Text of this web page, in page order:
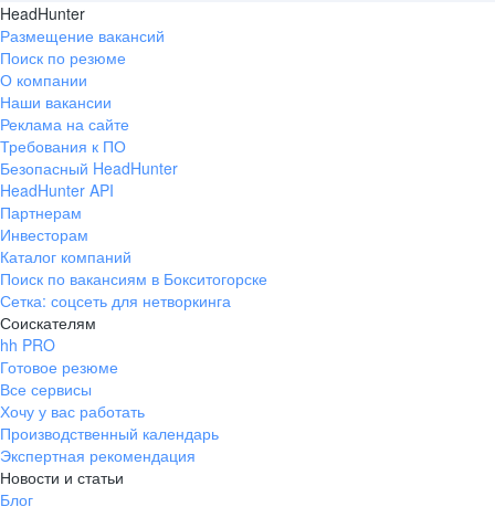
HeadHunter
Размещение вакансий
Поиск по резюме
О компании
Наши вакансии
Реклама на сайте
Требования к ПО
Безопасный HeadHunter
HeadHunter API
Партнерам
Инвесторам
Каталог компаний
Поиск по вакансиям в Бокситогорске
Сетка: соцсеть для нетворкинга
Соискателям
hh PRO
Готовое резюме
Все сервисы
Хочу у вас работать
Производственный календарь
Экспертная рекомендация
Новости и статьи
Блог